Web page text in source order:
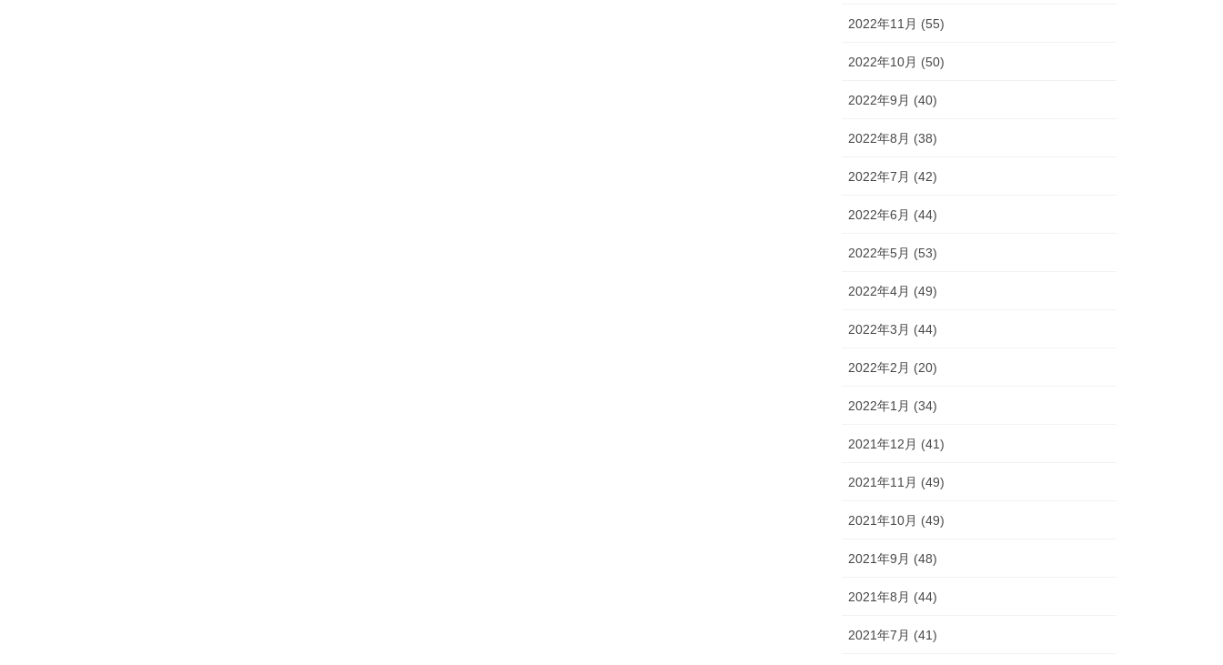
2022年11月 (55)
2022年10月 (50)
2022年9月 (40)
2022年8月 (38)
2022年7月 (42)
2022年6月 (44)
2022年5月 (53)
2022年4月 (49)
2022年3月 (44)
2022年2月 (20)
2022年1月 (34)
2021年12月 (41)
2021年11月 (49)
2021年10月 (49)
2021年9月 (48)
2021年8月 (44)
2021年7月 (41)